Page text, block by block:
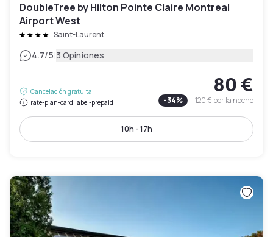
DoubleTree by Hilton Pointe Claire Montreal
Airport West
Saint-Laurent
4.7/5|3 Opiniones
Cancelación gratuita
rate-plan-card.label-prepaid
80 €
-34% 120 €por la noche
10h - 17h